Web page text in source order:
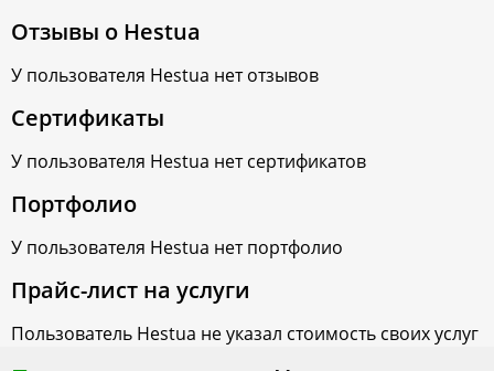
Отзывы о Hestua
У пользователя Hestua нет отзывов
Сертификаты
У пользователя Hestua нет сертификатов
Портфолио
У пользователя Hestua нет портфолио
Прайс-лист на услуги
Пользователь Hestua не указал стоимость своих услуг